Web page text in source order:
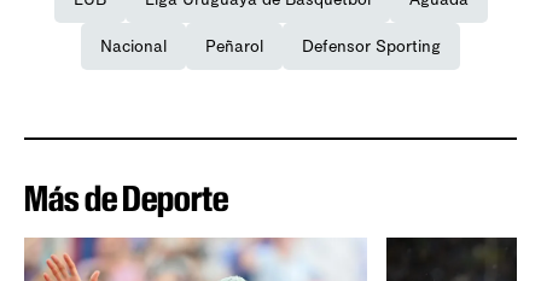
Nacional Peñarol Defensor Sporting
Más de Deporte